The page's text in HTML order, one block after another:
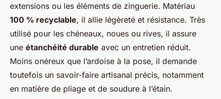
extensions ou les éléments de zinguerie. Matériau
100 % recyclable, il allie légèreté et résistance. Très
utilisé pour les chéneaux, noues ou rives, il assure
une étanchéité durable avec un entretien réduit.
Moins onéreux que l’ardoise à la pose, il demande
toutefois un savoir-faire artisanal précis, notamment
en matière de pliage et de soudure à l’étain.